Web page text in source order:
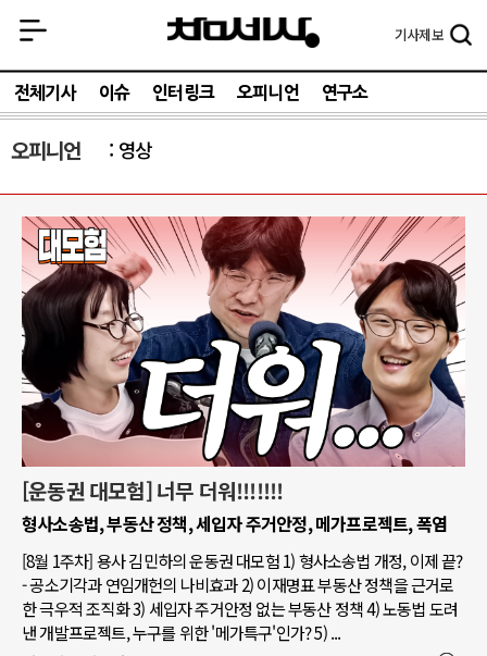
기사제보
전체기사 이슈 인터링크 오피니언 연구소
오피니언 영상
[운동권 대모험] 너무 더워!!!!!!!
형사소송법, 부동산 정책, 세입자 주거안정, 메가프로젝트, 폭염
[8월 1주차] 용사 김민하의 운동권 대모험 1) 형사소송법 개정, 이제 끝?
- 공소기각과 연임개헌의 나비효과 2) 이재명표 부동산 정책을 근거로
한 극우적 조직화 3) 세입자 주거안정 없는 부동산 정책 4) 노동법 도려
낸 개발프로젝트, 누구를 위한 '메가특구'인가? 5) ...